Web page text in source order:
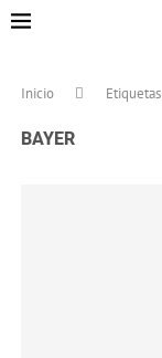
Inicio Etiquetas
BAYER